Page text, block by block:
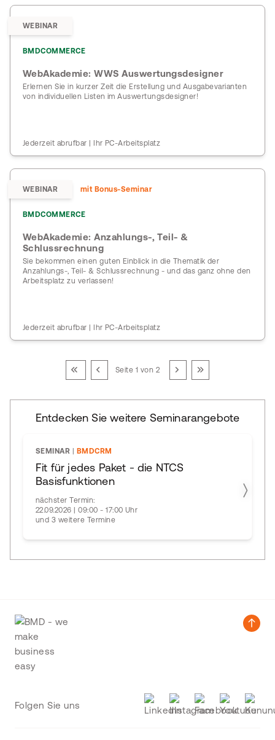
WEBINAR
BMDCOMMERCE
WebAkademie: WWS Auswertungsdesigner
Erlernen Sie in kurzer Zeit die Erstellung und Ausgabevarianten
von individuellen Listen im Auswertungsdesigner!
Jederzeit abrufbar | Ihr PC-Arbeitsplatz
WEBINAR mit Bonus-Seminar
BMDCOMMERCE
WebAkademie: Anzahlungs-, Teil- &
Schlussrechnung
Sie bekommen einen guten Einblick in die Thematik der
Anzahlungs-, Teil- & Schlussrechnung - und das ganz ohne den
Arbeitsplatz zu verlassen!
Jederzeit abrufbar | Ihr PC-Arbeitsplatz
Seite 1 von 2
Entdecken Sie weitere Seminarangebote
SEMINAR BMDCRM
Fit für jedes Paket - die NTCS
Basisfunktionen
nächster Termin:
22.09.2026 | 09:00 - 17:00 Uhr
und 3 weitere Termine
Folgen Sie uns